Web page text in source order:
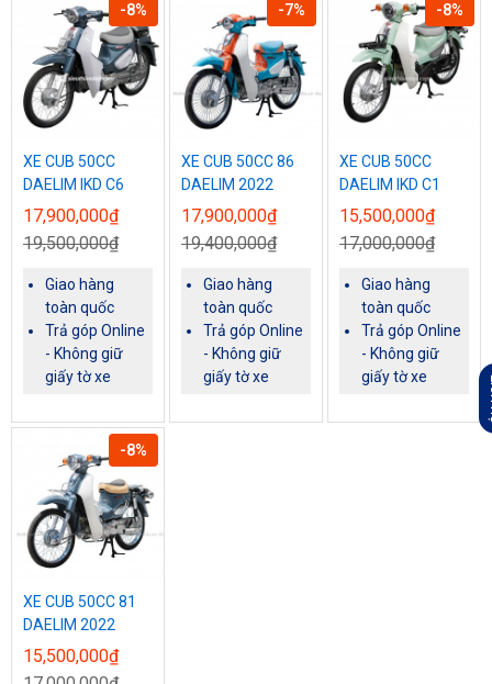
-8%
XE CUB 50CC
DAELIM IKD C6
17,900,000₫
19,500,000₫
Giao hàng
toàn quốc
Trả góp Online
- Không giữ
giấy tờ xe
-7%
XE CUB 50CC 86
DAELIM 2022
17,900,000₫
19,400,000₫
Giao hàng
toàn quốc
Trả góp Online
- Không giữ
giấy tờ xe
-8%
XE CUB 50CC
DAELIM IKD C1
15,500,000₫
17,000,000₫
Giao hàng
toàn quốc
Trả góp Online
- Không giữ
giấy tờ xe
-8%
XE CUB 50CC 81
DAELIM 2022
15,500,000₫